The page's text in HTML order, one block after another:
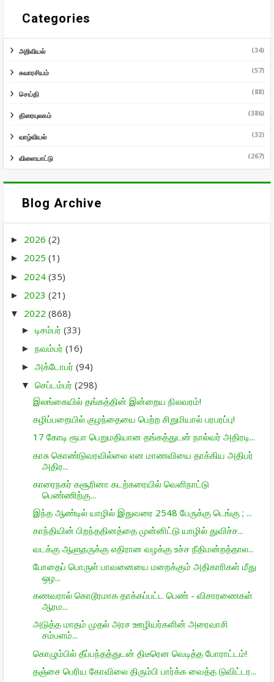
Categories
அறிவியல் (34)
சுவாரசியம் (57)
செய்தி (88)
திரையுலகம் (386)
வாழ்வியல் (32)
விளையாட்டு (267)
Blog Archive
► 2026 (2)
► 2025 (1)
► 2024 (35)
► 2023 (21)
▼ 2022 (868)
► டிசம்பர் (33)
► நவம்பர் (16)
► அக்டோபர் (94)
▼ செப்டம்பர் (298)
இலங்கையில் தங்கத்தின் இன்றைய நிலவரம்!
கழிப்பறையில் குழந்தையை பெற்ற சிறுமியால் பரபரப்பு!
17 கோடி ரூபா பெறுமதியான தங்கத்துடன் நால்வர் அதிரடி...
காசு கொண்டுவரவில்லை என மாணவியை தாக்கிய அதிபர்
அதிர...
காரைநகர் கசூரினா கடற்கரையில் வெளிநாட்டு
பெண்ணிற்கு...
இந்த ஆண்டில் யாழில் இதுவரை 2548 பேருக்கு டெங்கு ; ...
காந்தியின் பிறந்ததினத்தை முன்னிட்டு யாழில் துவிச்ச...
வடக்கு ஆளுநருக்கு எதிரான வழக்கு உச்ச நீதிமன்றத்தால...
போதைப் பொருள் பாவனையை மறைக்கும் அதிகாரிகள் மீது
ஒழ...
கணவரால் கொடூரமாக தாக்கப்பட்ட பெண் - விசாரணைகள்
ஆரம...
அடுத்த மாதம் முதல் அரச ஊழியர்களின் அரைவாசி
சம்பளம்...
கொழும்பில் தீப்பந்தத்துடன் திடீரென வெடித்த போராட்டம்!
தஞ்சை பெரிய கோவிலை திரும்பி பார்க்க வைத்த டுவிட்டர...